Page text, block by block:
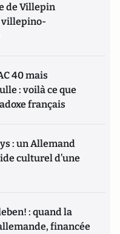
de Villepin
villepino-
40 mais
: voilà ce que
français
: un Allemand
culturel d’une
: quand la
financée